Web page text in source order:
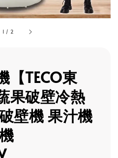
1 / 2
【TECO東
果破壁冷熱
壁機 果汁機